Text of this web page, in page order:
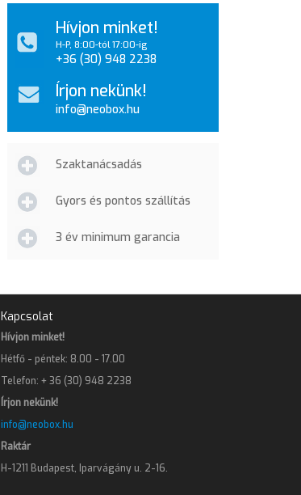
Hívjon minket!
H-P, 8:00-tól 17:00-ig
+36 (30) 948 2238
Írjon nekünk!
info@neobox.hu
Szaktanácsadás
Gyors és pontos szállítás
3 év minimum garancia
Kapcsolat
Hívjon minket!
Hétfő - péntek: 8.00 - 17.00
Telefon: + 36 (30) 948 2238
Írjon nekünk!
info@neobox.hu
Raktár
H-1211 Budapest, Iparvágány u. 2-16.